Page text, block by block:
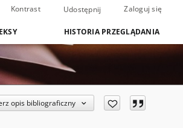
Kontrast Udostępnij Zaloguj się
HISTORIA PRZEGLĄDANIA
opis bibliograficzny